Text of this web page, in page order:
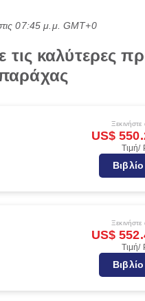
07:45 μ.μ. GMT+0
τις καλύτερες
US$
Τιμή/
Βιβλίο
US$
Τιμή/
Βιβλίο